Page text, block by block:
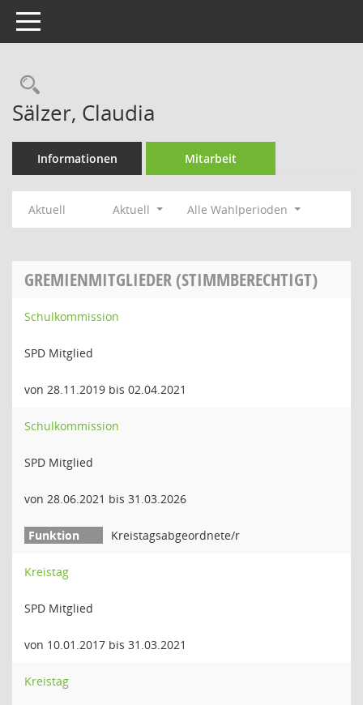
Toggle navigation
Rechercheauswahl
Sälzer, Claudia
Informationen Mitarbeit
Aktuell Aktuell Alle Wahlperioden
GREMIENMITGLIEDER (STIMMBERECHTIGT)
Schulkommission
SPD Mitglied
von 28.11.2019 bis 02.04.2021
Schulkommission
SPD Mitglied
von 28.06.2021 bis 31.03.2026
Kreistagsabgeordnete/r
Kreistag
SPD Mitglied
von 10.01.2017 bis 31.03.2021
Kreistag